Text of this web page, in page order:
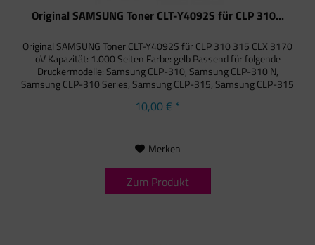
Original SAMSUNG Toner CLT-Y4092S für CLP 310...
Original SAMSUNG Toner CLT-Y4092S für CLP 310 315 CLX 3170
oV Kapazität: 1.000 Seiten Farbe: gelb Passend für folgende
Druckermodelle: Samsung CLP-310, Samsung CLP-310 N,
Samsung CLP-310 Series, Samsung CLP-315, Samsung CLP-315
10,00 € *
Merken
Zum Produkt